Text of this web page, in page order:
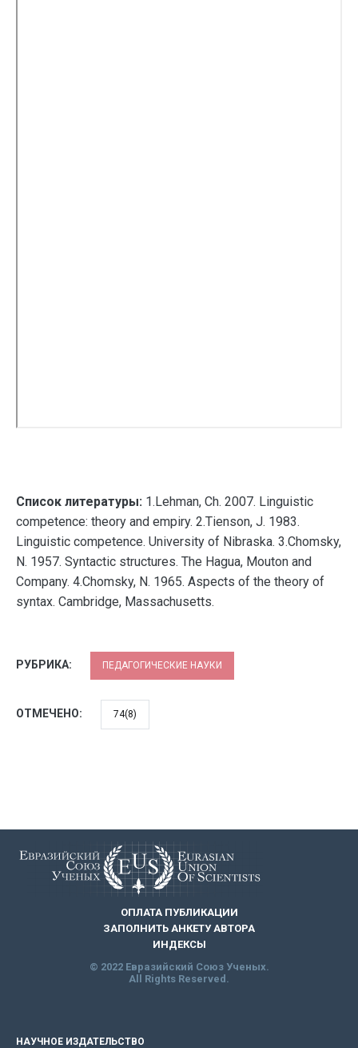
Список литературы: 1.Lehman, Ch. 2007. Linguistic
competence: theory and empiry. 2.Tienson, J. 1983.
Linguistic competence. University of Nibraska. 3.Chomsky,
N. 1957. Syntactic structures. The Hagua, Mouton and
Company. 4.Chomsky, N. 1965. Aspects of the theory of
syntax. Cambridge, Massachusetts.
РУБРИКА: ПЕДАГОГИЧЕСКИЕ НАУКИ
ОТМЕЧЕНО: 74(8)
ОПЛАТА ПУБЛИКАЦИИ
ЗАПОЛНИТЬ АНКЕТУ АВТОРА
ИНДЕКСЫ
© 2022 Евразийский Союз Ученых.
All Rights Reserved.
НАУЧНОЕ ИЗДАТЕЛЬСТВО